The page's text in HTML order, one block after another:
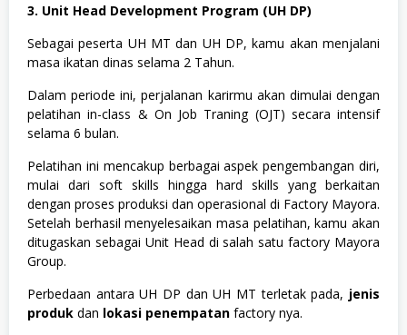
3. Unit Head Development Program (UH DP)
Sebagai peserta UH MT dan UH DP, kamu akan menjalani
masa ikatan dinas selama 2 Tahun.
Dalam periode ini, perjalanan karirmu akan dimulai dengan
pelatihan in-class & On Job Traning (OJT) secara intensif
selama 6 bulan.
Pelatihan ini mencakup berbagai aspek pengembangan diri,
mulai dari soft skills hingga hard skills yang berkaitan
dengan proses produksi dan operasional di Factory Mayora.
Setelah berhasil menyelesaikan masa pelatihan, kamu akan
ditugaskan sebagai Unit Head di salah satu factory Mayora
Group.
Perbedaan antara UH DP dan UH MT terletak pada, jenis
produk dan lokasi penempatan factory nya.